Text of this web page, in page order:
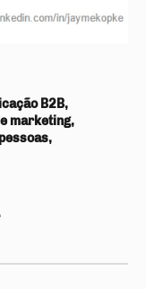
B2B,
marketing,